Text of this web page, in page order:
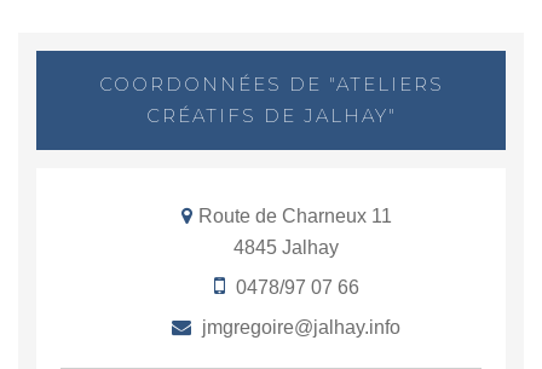
COORDONNÉES DE "ATELIERS
CRÉATIFS DE JALHAY"
Route de Charneux 11
4845 Jalhay
0478/97 07 66
jmgregoire@jalhay.info